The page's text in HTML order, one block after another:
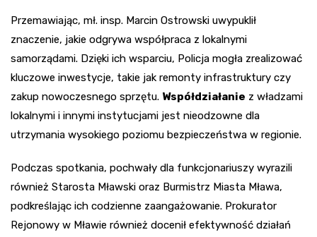
Przemawiając, mł. insp. Marcin Ostrowski uwypuklił
znaczenie, jakie odgrywa współpraca z lokalnymi
samorządami. Dzięki ich wsparciu, Policja mogła zrealizować
kluczowe inwestycje, takie jak remonty infrastruktury czy
zakup nowoczesnego sprzętu. Współdziałanie z władzami
lokalnymi i innymi instytucjami jest nieodzowne dla
utrzymania wysokiego poziomu bezpieczeństwa w regionie.
Podczas spotkania, pochwały dla funkcjonariuszy wyrazili
również Starosta Mławski oraz Burmistrz Miasta Mława,
podkreślając ich codzienne zaangażowanie. Prokurator
Rejonowy w Mławie również docenił efektywność działań